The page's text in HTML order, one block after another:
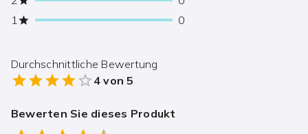
1
0
Durchschnittliche Bewertung
4 von 5
Bewerten Sie dieses Produkt